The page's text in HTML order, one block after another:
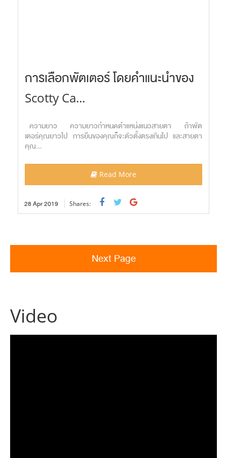
การเลือกพัตเตอร์ โดยคำแนะนำของ
Scotty Ca...
ความยาว ความยาวกำหนดตำแหน่งแนวสายตา ถ้าพัต
เตอร์คุณยาวไป การยืนของคุณก็จะตัวตั้งตรงเกินไป และสายตา
คุณ...
Read More
28 Apr2019 Shares:
Next Page
Video